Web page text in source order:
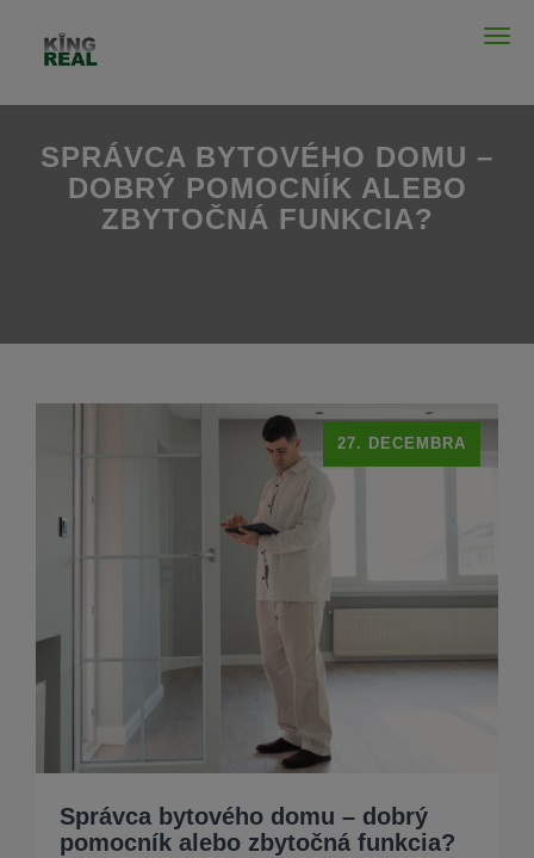
SPRÁVCA BYTOVÉHO DOMU –
DOBRÝ POMOCNÍK ALEBO
ZBYTOČNÁ FUNKCIA?
Správca bytového domu – dobrý
pomocník alebo zbytočná funkcia?
27. DECEMBRA